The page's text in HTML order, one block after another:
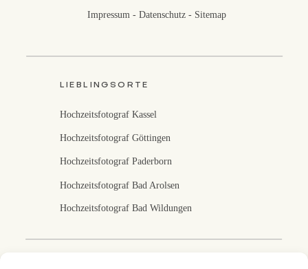
LIEBLINGSORTE
Hochzeitsfotograf Kassel
Hochzeitsfotograf Göttingen
Hochzeitsfotograf Paderborn
Hochzeitsfotograf Bad Arolsen
Hochzeitsfotograf Bad Wildungen
Impressum -Datenschutz - Sitemap